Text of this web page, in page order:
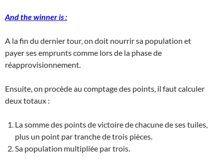
And the winner is :
A la fin du dernier tour, on doit nourrir sa population et
payer ses emprunts comme lors de la phase de
réapprovisionnement.
Ensuite, on procède au comptage des points, il faut calculer
deux totaux :
La somme des points de victoire de chacune de ses tuiles,
plus un point par tranche de trois pièces.
Sa population multipliée par trois.